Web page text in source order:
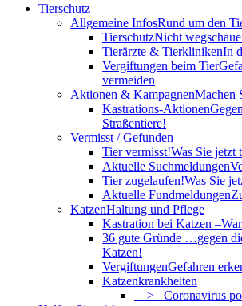
Tierschutz
Allgemeine InfosRund um den
TierschutzNicht
Tierärzte & TierklinikenIn
Vergiftungen beim Tier
vermeiden
Aktionen & KampagnenMachen
Kastrations-Aktionen
Straßentiere!
Vermisst / Gefunden
Tier vermisst!Was Sie jetzt
Aktuelle Suchmeldungen
Tier zugelaufen!Was Sie
Aktuelle Fundmeldungen
KatzenHaltung und Pflege
Kastration bei Katzen –
36 gute Gründe …gegen
Katzen!
VergiftungenGefahren
Katzenkrankheiten
> Coronavirus